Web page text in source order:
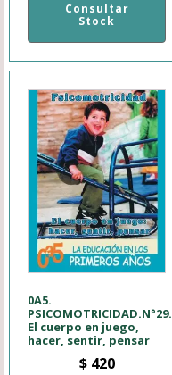
Consultar
Stock
0A5.
PSICOMOTRICIDAD.N°29.
El cuerpo en juego,
hacer, sentir, pensar
$420